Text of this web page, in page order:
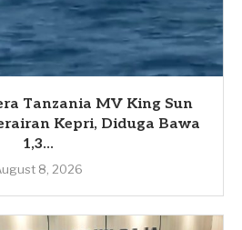
Tanzania MV King Sun
Kepri, Diduga Bawa
1,3...
8, 2026